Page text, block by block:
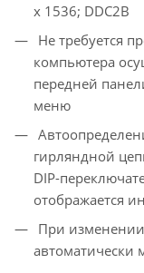
x 1536; DDC2B
Не требуется
компьютера
передней
меню
гирляндной
DIP-
отображается
При изменении
автоматически